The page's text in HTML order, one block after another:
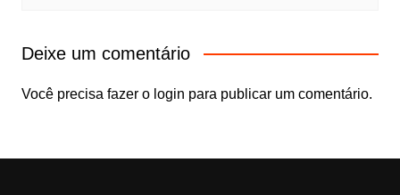
Deixe um comentário
Você precisa fazer o login para publicar um comentário.